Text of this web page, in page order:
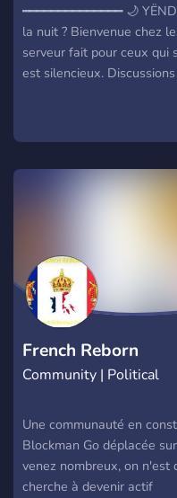
━━━━━━━━━━━━━━ 🌙
la nuit ? Bienvenue chez
serveur fait pour ceux qui
est silencieux.
insomniaques 🎧 Pour
après minuit Ici, pas de
nouveaux membres pour
French Reborn
Community | Political
Une communauté en
Blockman Go déplacée
venez nombreux, on n'est
cherche à devenir actif